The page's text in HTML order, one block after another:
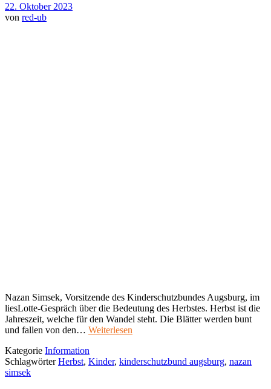
22. Oktober 2023
von red-ub
Nazan Simsek, Vorsitzende des Kinderschutzbundes Augsburg, im
liesLotte-Gespräch über die Bedeutung des Herbstes. Herbst ist die
Jahreszeit, welche für den Wandel steht. Die Blätter werden bunt
und fallen von den… Weiterlesen
Kategorie Information
SchlagwörterHerbst, Kinder, kinderschutzbund augsburg, nazan
simsek